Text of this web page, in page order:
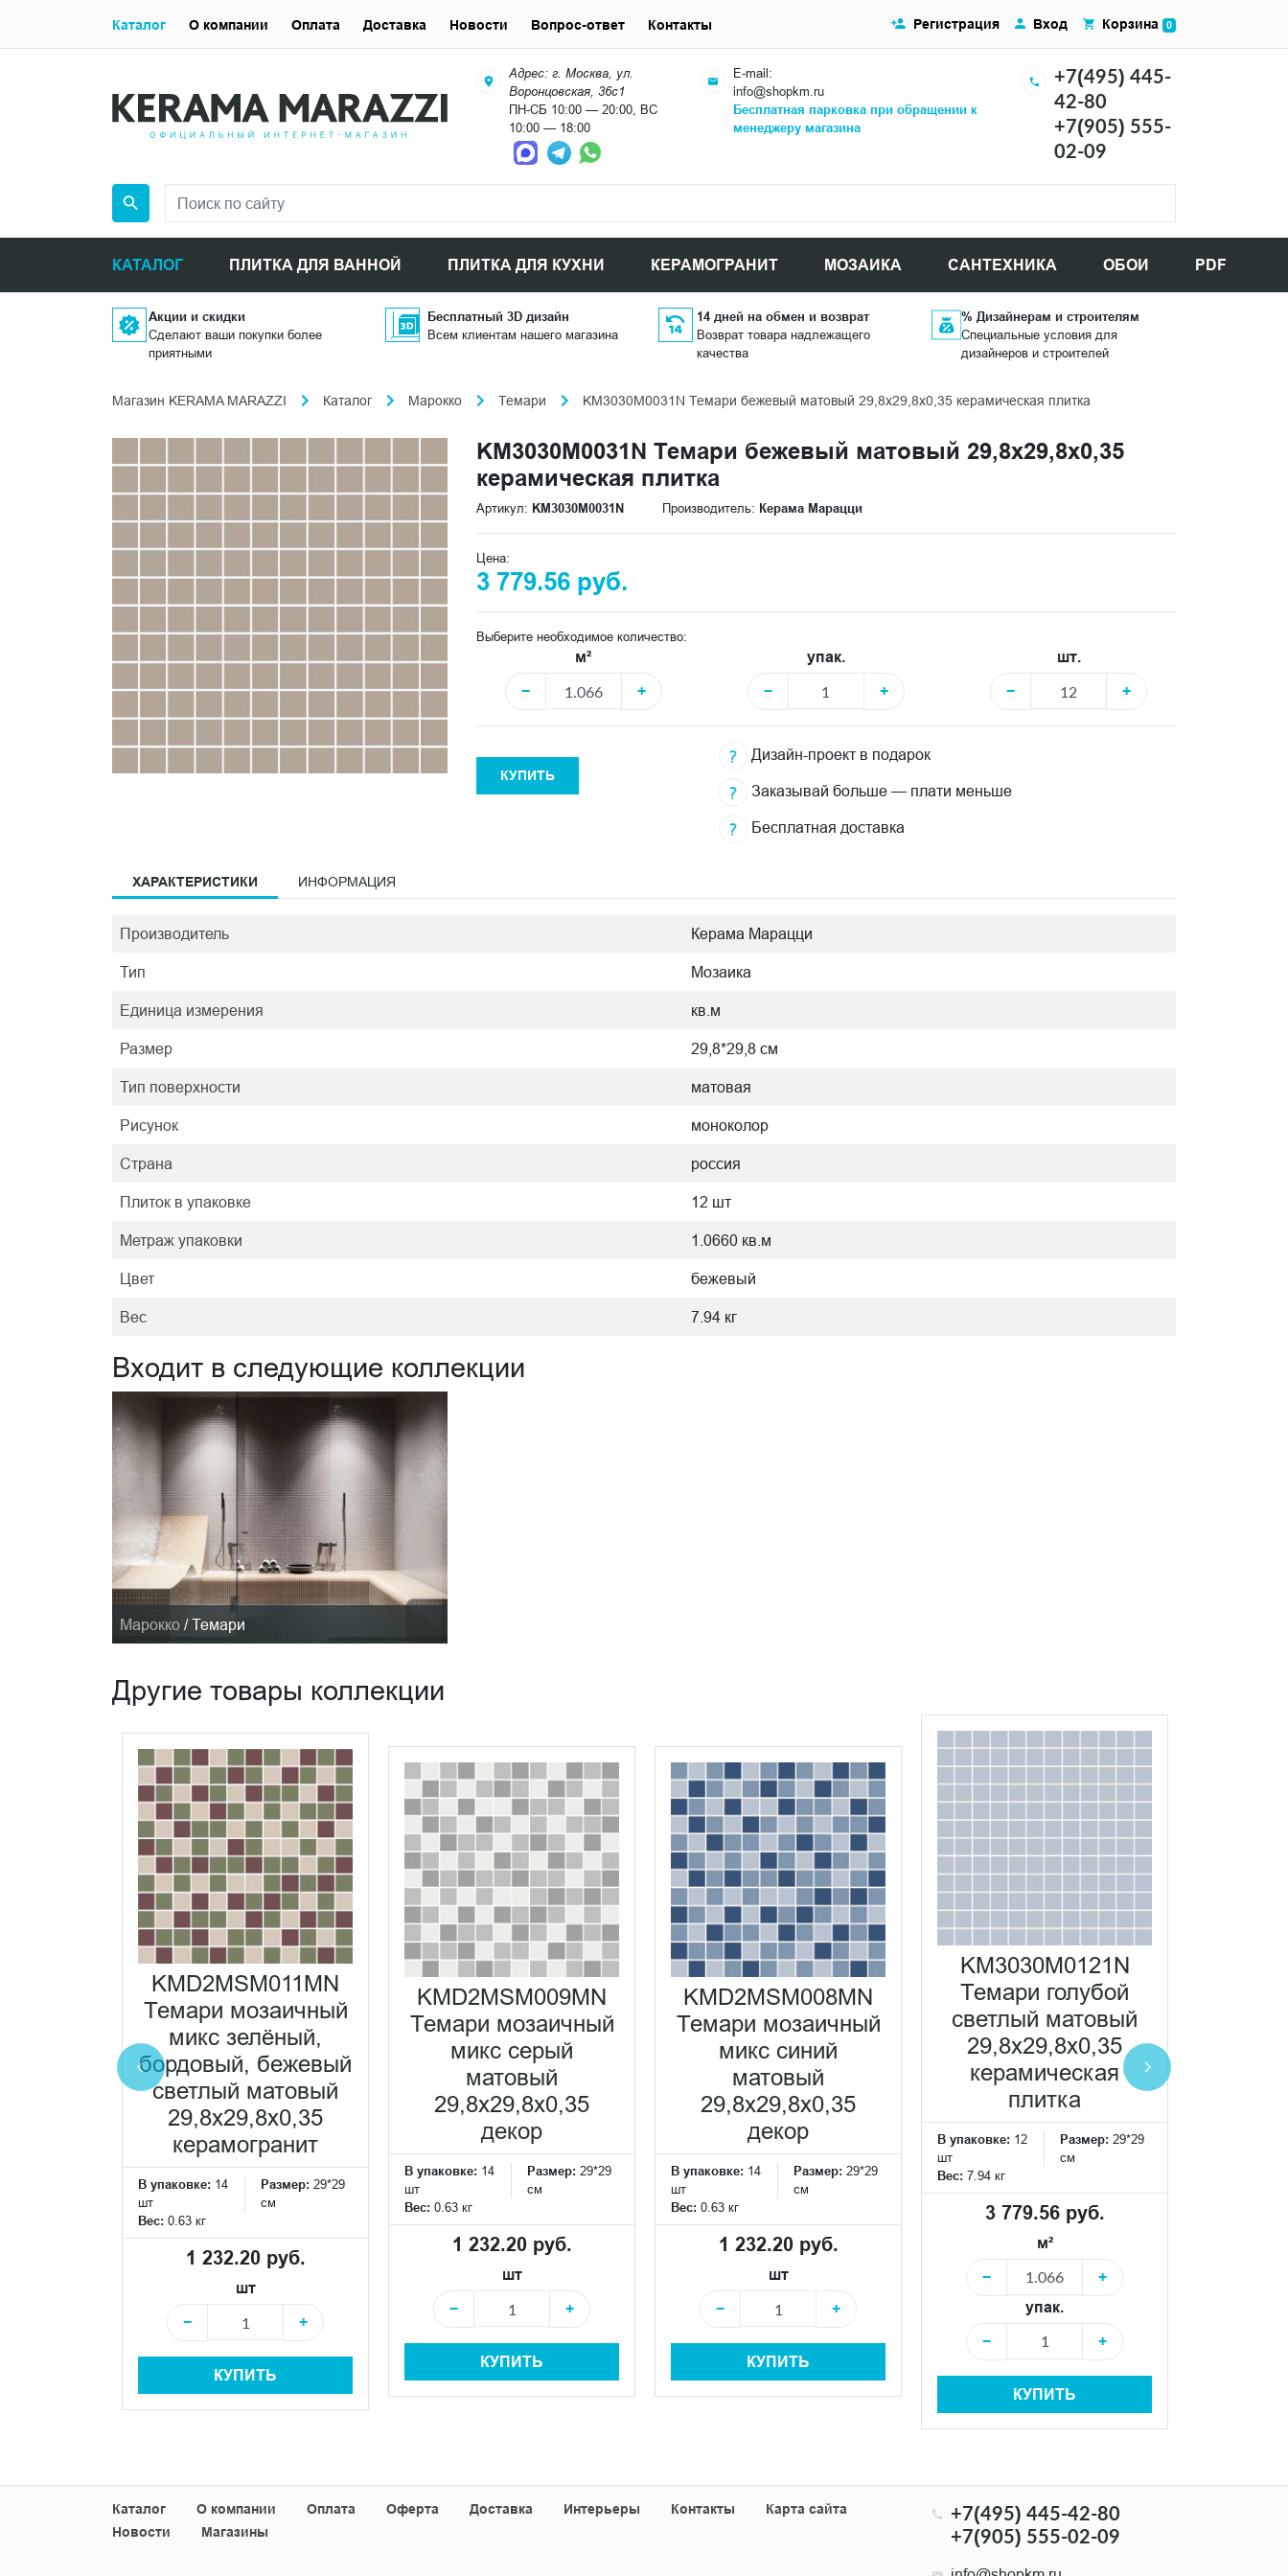
Адрес: г. Москва, ул.
Воронцовская, 36с1
ПН-СБ 10:00 — 20:00, ВС
10:00 — 18:00
E-mail:
info@shopkm.ru
Бесплатная парковка при обращении к
менеджеру магазина
+7(495) 445-
42-80
+7(905) 555-
02-09
КАТАЛОГ ПЛИТКА ДЛЯ ВАННОЙ ПЛИТКА ДЛЯ КУХНИ КЕРАМОГРАНИТ МОЗАИКА САНТЕХНИКА ОБОИ PDF
Регистрация Вход Корзина 0
Каталог О компании Оплата Доставка Новости Вопрос-ответ Контакты
Акции и скидки
Сделают ваши покупки более
приятными
Бесплатный 3D дизайн
Всем клиентам нашего магазина
14 дней на обмен и возврат
Возврат товара надлежащего
качества
% Дизайнерам и строителям
Специальные условия для
дизайнеров и строителей
Магазин KERAMA MARAZZI Каталог Марокко Темари KM3030M0031N Темари бежевый матовый 29,8x29,8x0,35 керамическая плитка
KM3030M0031N Темари бежевый матовый 29,8x29,8x0,35
керамическая плитка
Артикул: KM3030M0031N Производитель: Керама Марацци
Цена:
3 779.56 руб.
Выберите необходимое количество:
м²
−
+
упак.
−
+
шт.
−
+
КУПИТЬ
Дизайн-проект в подарок
Заказывай больше — плати меньше
Бесплатная доставка
ХАРАКТЕРИСТИКИ ИНФОРМАЦИЯ
Производитель Керама Марацци
Тип Мозаика
Единица измерения кв.м
Размер 29,8*29,8 см
Тип поверхности матовая
Рисунок моноколор
Страна россия
Плиток в упаковке 12 шт
Метраж упаковки 1.0660 кв.м
Цвет бежевый
Вес 7.94 кг
Входит в следующие коллекции
Марокко / Темари
Другие товары коллекции
KMD2MSM011MN
Темари мозаичный
микс зелёный,
бордовый, бежевый
светлый матовый
29,8x29,8x0,35
керамогранит
В упаковке: 14
шт
Размер: 29*29
см
Вес: 0.63 кг
1 232.20 руб.
шт
−
+
КУПИТЬ
KMD2MSM009MN
Темари мозаичный
микс серый
матовый
29,8x29,8x0,35
декор
В упаковке: 14
шт
Размер: 29*29
см
Вес: 0.63 кг
1 232.20 руб.
шт
−
+
КУПИТЬ
KMD2MSM008MN
Темари мозаичный
микс синий
матовый
29,8x29,8x0,35
декор
В упаковке: 14
шт
Размер: 29*29
см
Вес: 0.63 кг
1 232.20 руб.
шт
−
+
КУПИТЬ
KM3030M0121N
Темари голубой
светлый матовый
29,8x29,8x0,35
керамическая
плитка
В упаковке: 12
шт
Размер: 29*29
см
Вес: 7.94 кг
3 779.56 руб.
м²
−
+
упак.
−
+
КУПИТЬ
Каталог О компании Оплата Оферта Доставка Интерьеры Контакты
Карта сайта
Новости
Магазины
+7(495) 445-42-80
+7(905) 555-02-09